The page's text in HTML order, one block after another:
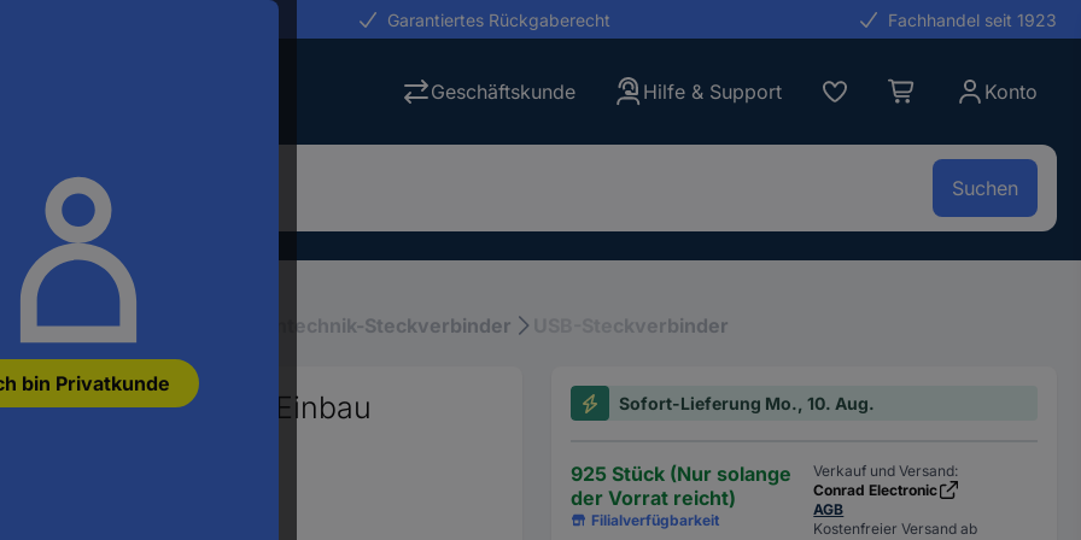
bin Privatkunde
Garantiertes Rückgaberecht Fachhandel seit 1923
Geschäftskunde Hilfe & Support Konto
Suchen
Telekommunikations-, Datentechnik-Steckverbinder USB-Steckverbinder
SMT-Typ Stecker, Einbau
Sofort-Lieferung Mo., 10. Aug.
925 Stück (Nur solange
der Vorrat reicht)
Filialverfügbarkeit
Verkauf und Versand:
Conrad Electronic
AGB
Kostenfreier Versand ab